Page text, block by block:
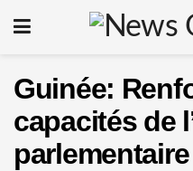
Guinée:
capacités de
parlementaire